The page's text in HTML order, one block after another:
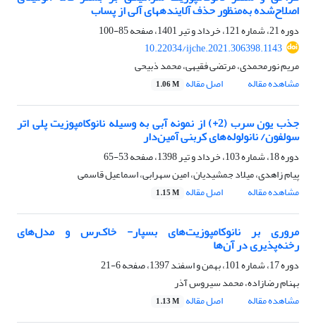
اصلاح‌شده به‌منظور حذف آلاینده‎های آلی از پساب
دوره 21، شماره 121، خرداد و تیر 1401، صفحه
85-100
10.22034/ijche.2021.306398.1143
مریم نورمحمدی، مرتضی فقیهی، محمد ذبیحی
مشاهده مقاله
اصل مقاله 1.06 M
جذب یون سرب (2+) از نمونه آبی به وسیله نانوکامپوزیت پلی اتر
سولفون/ نانولوله‌های کربنی آمین‌دار
دوره 18، شماره 103، خرداد و تیر 1398، صفحه
53-65
پیام زاهدی، میلاد جمشیدیان، امین سهرابی، اسماعیل قاسمی
مشاهده مقاله
اصل مقاله 1.15 M
مروری بر نانوکامپوزیت‌های بسپار- خاک‌رس و مدل‌های
رخنه‌پذیری در آن‌ها
دوره 17، شماره 101، بهمن و اسفند 1397، صفحه
6-21
بهنام رضازاده، محمد سیروس آذر
مشاهده مقاله
اصل مقاله 1.13 M